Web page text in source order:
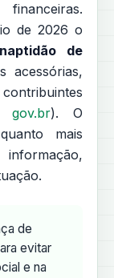
de 2026 o
de
acessórias,
gov.br). O
mais
de
evitar
e na